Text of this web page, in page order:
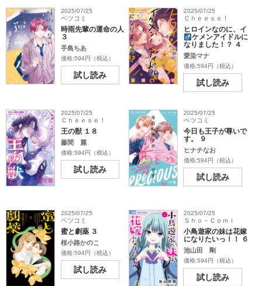
2025/07/25
ベツコミ
時雨先輩の運命の人
３
手島ちあ
価格:594円（税込）
試し読み
2025/07/25
Ｃｈｅｅｓｅ！
ヒロインなのに、イ
ケメンアイドルに
なりました！？ ４
愛染マナ
価格:594円（税込）
試し読み
2025/07/25
Ｃｈｅｅｓｅ！
王の獣 １８
藤間 麗
価格:594円（税込）
試し読み
2025/07/25
ベツコミ
今日も王子が尊いで
す。 ９
ヒナチなお
価格:594円（税込）
試し読み
2025/07/25
ベツコミ
蜜と劇薬 ３
桜小路かのこ
価格:594円（税込）
試し読み
2025/07/25
Ｓｈｏ－Ｃｏｍｉ
小鳥遊家の妹は花嫁
になりたいっ！！ ６
池山田 剛
価格:594円（税込）
試し読み